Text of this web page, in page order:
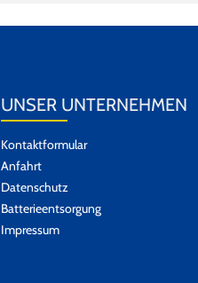
UNSER UNTERNEHMEN
Kontaktformular
Anfahrt
Datenschutz
Batterieentsorgung
Impressum